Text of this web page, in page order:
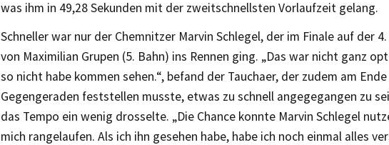
was ihm in 49,28 Sekunden mit der zweitschnellsten Vorlaufzeit gelang.
Schneller war nur der Chemnitzer Marvin Schlegel, der im Finale auf der 4.
von Maximilian Grupen (5. Bahn) ins Rennen ging. „Das war nicht ganz
so nicht habe kommen sehen.“, befand der Tauchaer, der zudem am
Gegengeraden feststellen musste, etwas zu schnell angegegangen zu
das Tempo ein wenig drosselte. „Die Chance konnte Marvin Schlegel
mich rangelaufen. Als ich ihn gesehen habe, habe ich noch einmal alles